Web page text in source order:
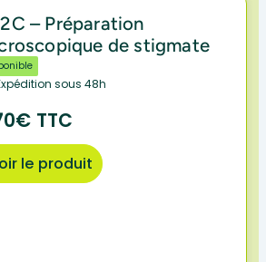
– Préparation
de stigmate
sous 48h
TTC
le produit